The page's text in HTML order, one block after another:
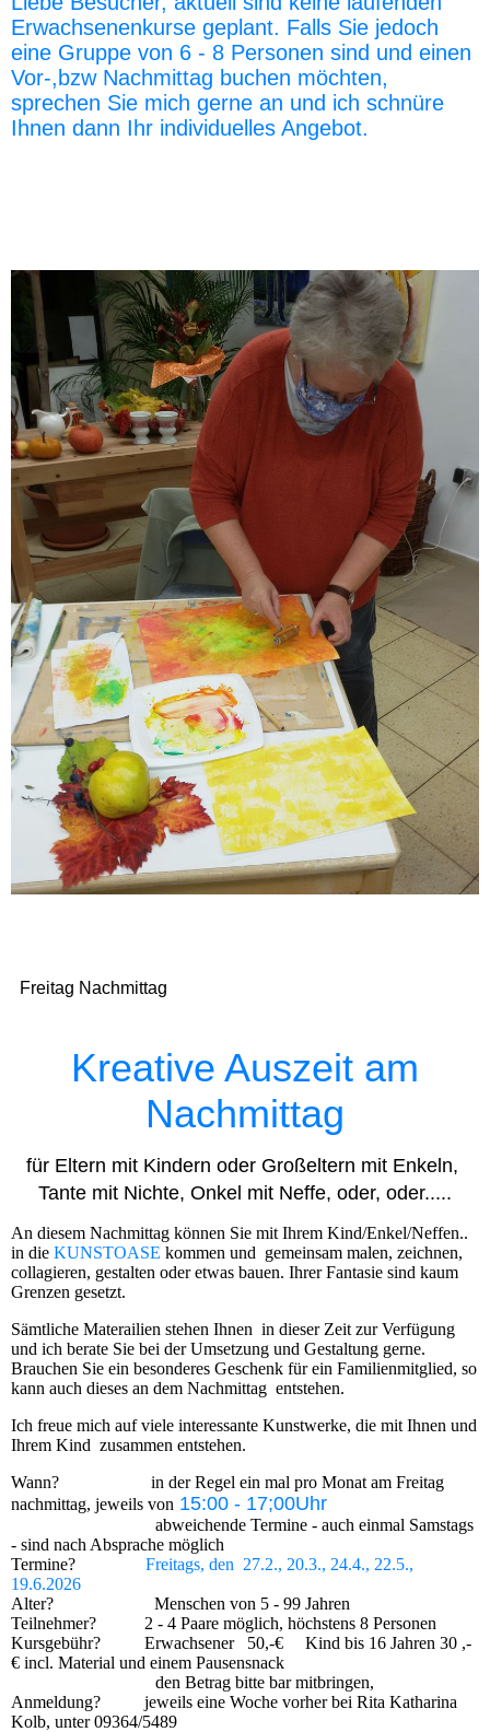
Erwachsenenkurse geplant. Falls Sie jedoch
eine Gruppe von 6 - 8 Personen sind und einen
Vor-,bzw Nachmittag buchen möchten,
sprechen Sie mich gerne an und ich schnüre
Ihnen dann Ihr individuelles Angebot.
Freitag Nachmittag
Kreative Auszeit am
Nachmittag
für Eltern mit Kindern oder Großeltern mit Enkeln,
Tante mit Nichte, Onkel mit Neffe, oder, oder.....
An diesem Nachmittag können Sie mit Ihrem Kind/Enkel/Neffen..
in die KUNSTOASE kommen und gemeinsam malen, zeichnen,
collagieren, gestalten oder etwas bauen. Ihrer Fantasie sind kaum
Grenzen gesetzt.
Sämtliche Materailien stehen Ihnen in dieser Zeit zur Verfügung
und ich berate Sie bei der Umsetzung und Gestaltung gerne.
Brauchen Sie ein besonderes Geschenk für ein Familienmitglied, so
kann auch dieses an dem Nachmittag entstehen.
Ich freue mich auf viele interessante Kunstwerke, die mit Ihnen und
Ihrem Kind zusammen entstehen.
Wann? in der Regel ein mal pro Monat am Freitag
nachmittag, jeweils von 15:00 - 17;00Uhr
abweichende Termine - auch einmal Samstags
- sind nach Absprache möglich
Termine?
Freitags, den 27.2., 20.3., 24.4., 22.5.,
19.6.2026
Alter? Menschen von 5 - 99 Jahren
Teilnehmer? 2 - 4 Paare möglich, höchstens 8 Personen
Kursgebühr? Erwachsener 50,-€ Kind bis 16 Jahren 30 ,-
€ incl. Material und einem Pausensnack
den Betrag bitte bar mitbringen,
Anmeldung? jeweils eine Woche vorher bei Rita Katharina
Kolb, unter 09364/5489